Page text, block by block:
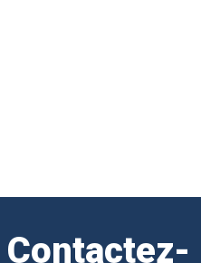
Contactez-